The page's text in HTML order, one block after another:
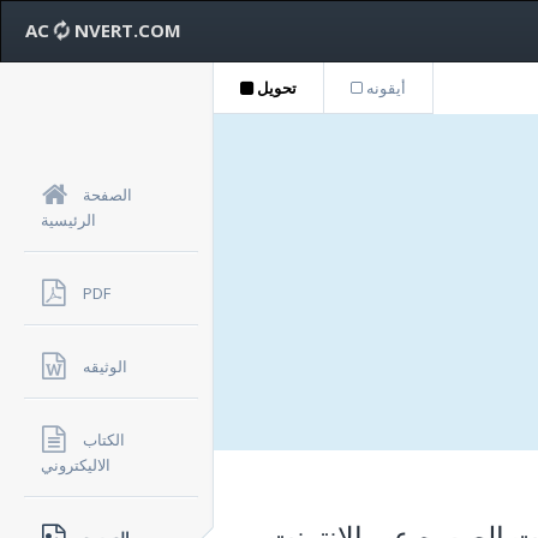
AC NVERT.COM
الصفحة
الرئيسية
PDF
الوثيقه
الكتاب
الاليكتروني
تحويل أيقونه